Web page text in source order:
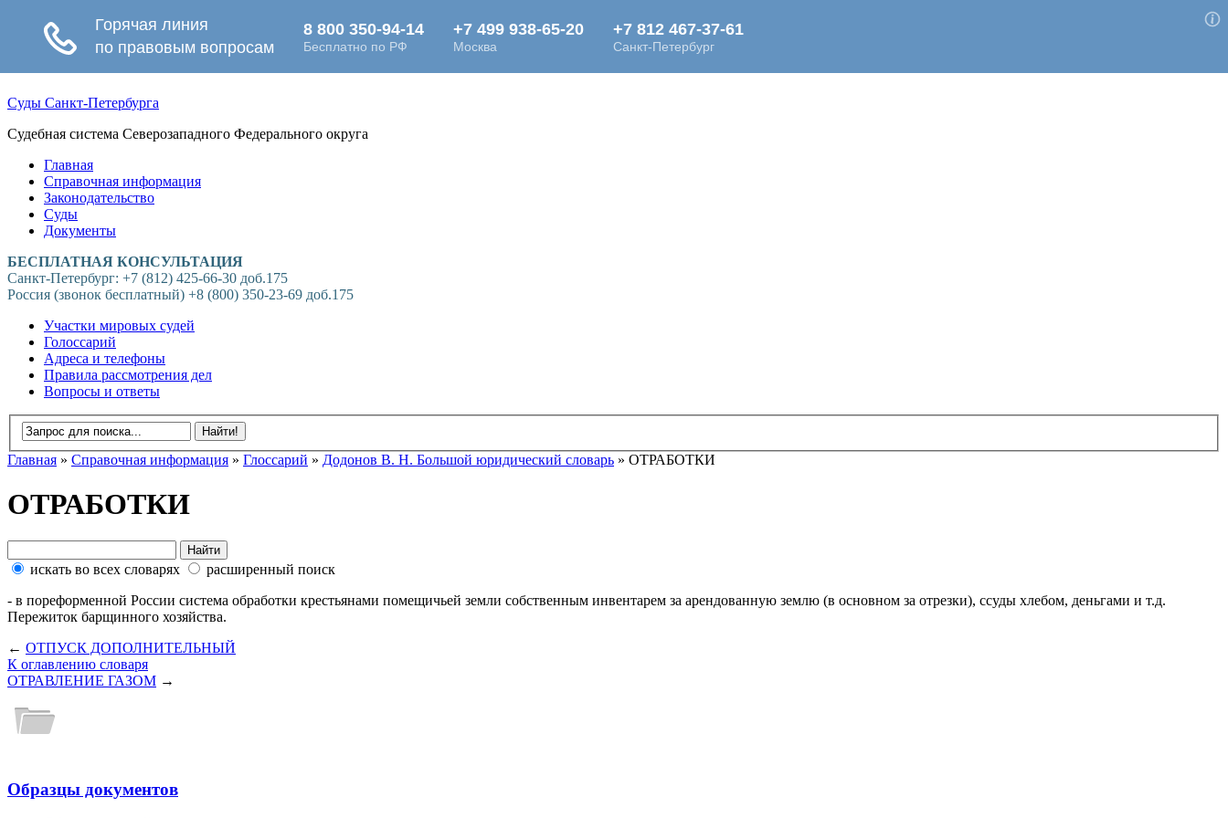
Суды Санкт-Петербурга
Судебная система Северозападного Федерального округа
Главная
Справочная информация
Законодательство
Суды
Документы
БЕСПЛАТНАЯ КОНСУЛЬТАЦИЯ
Санкт-Петербург: +7 (812) 425-66-30 доб.175
Россия (звонок бесплатный) +8 (800) 350-23-69 доб.175
Участки мировых судей
Голоссарий
Адреса и телефоны
Правила рассмотрения дел
Вопросы и ответы
Главная » Справочная информация » Глоссарий » Додонов В. Н. Большой юридический словарь » ОТРАБОТКИ
ОТРАБОТКИ
искать во всех словарях
расширенный поиск
- в пореформенной России система обработки крестьянами помещичьей земли собственным инвентарем за арендованную землю (в основном за отрезки), ссуды хлебом, деньгами и т.д.
Пережиток барщинного хозяйства.
← ОТПУСК ДОПОЛНИТЕЛЬНЫЙ
К оглавлению словаря
ОТРАВЛЕНИЕ ГАЗОМ →
Образцы документов